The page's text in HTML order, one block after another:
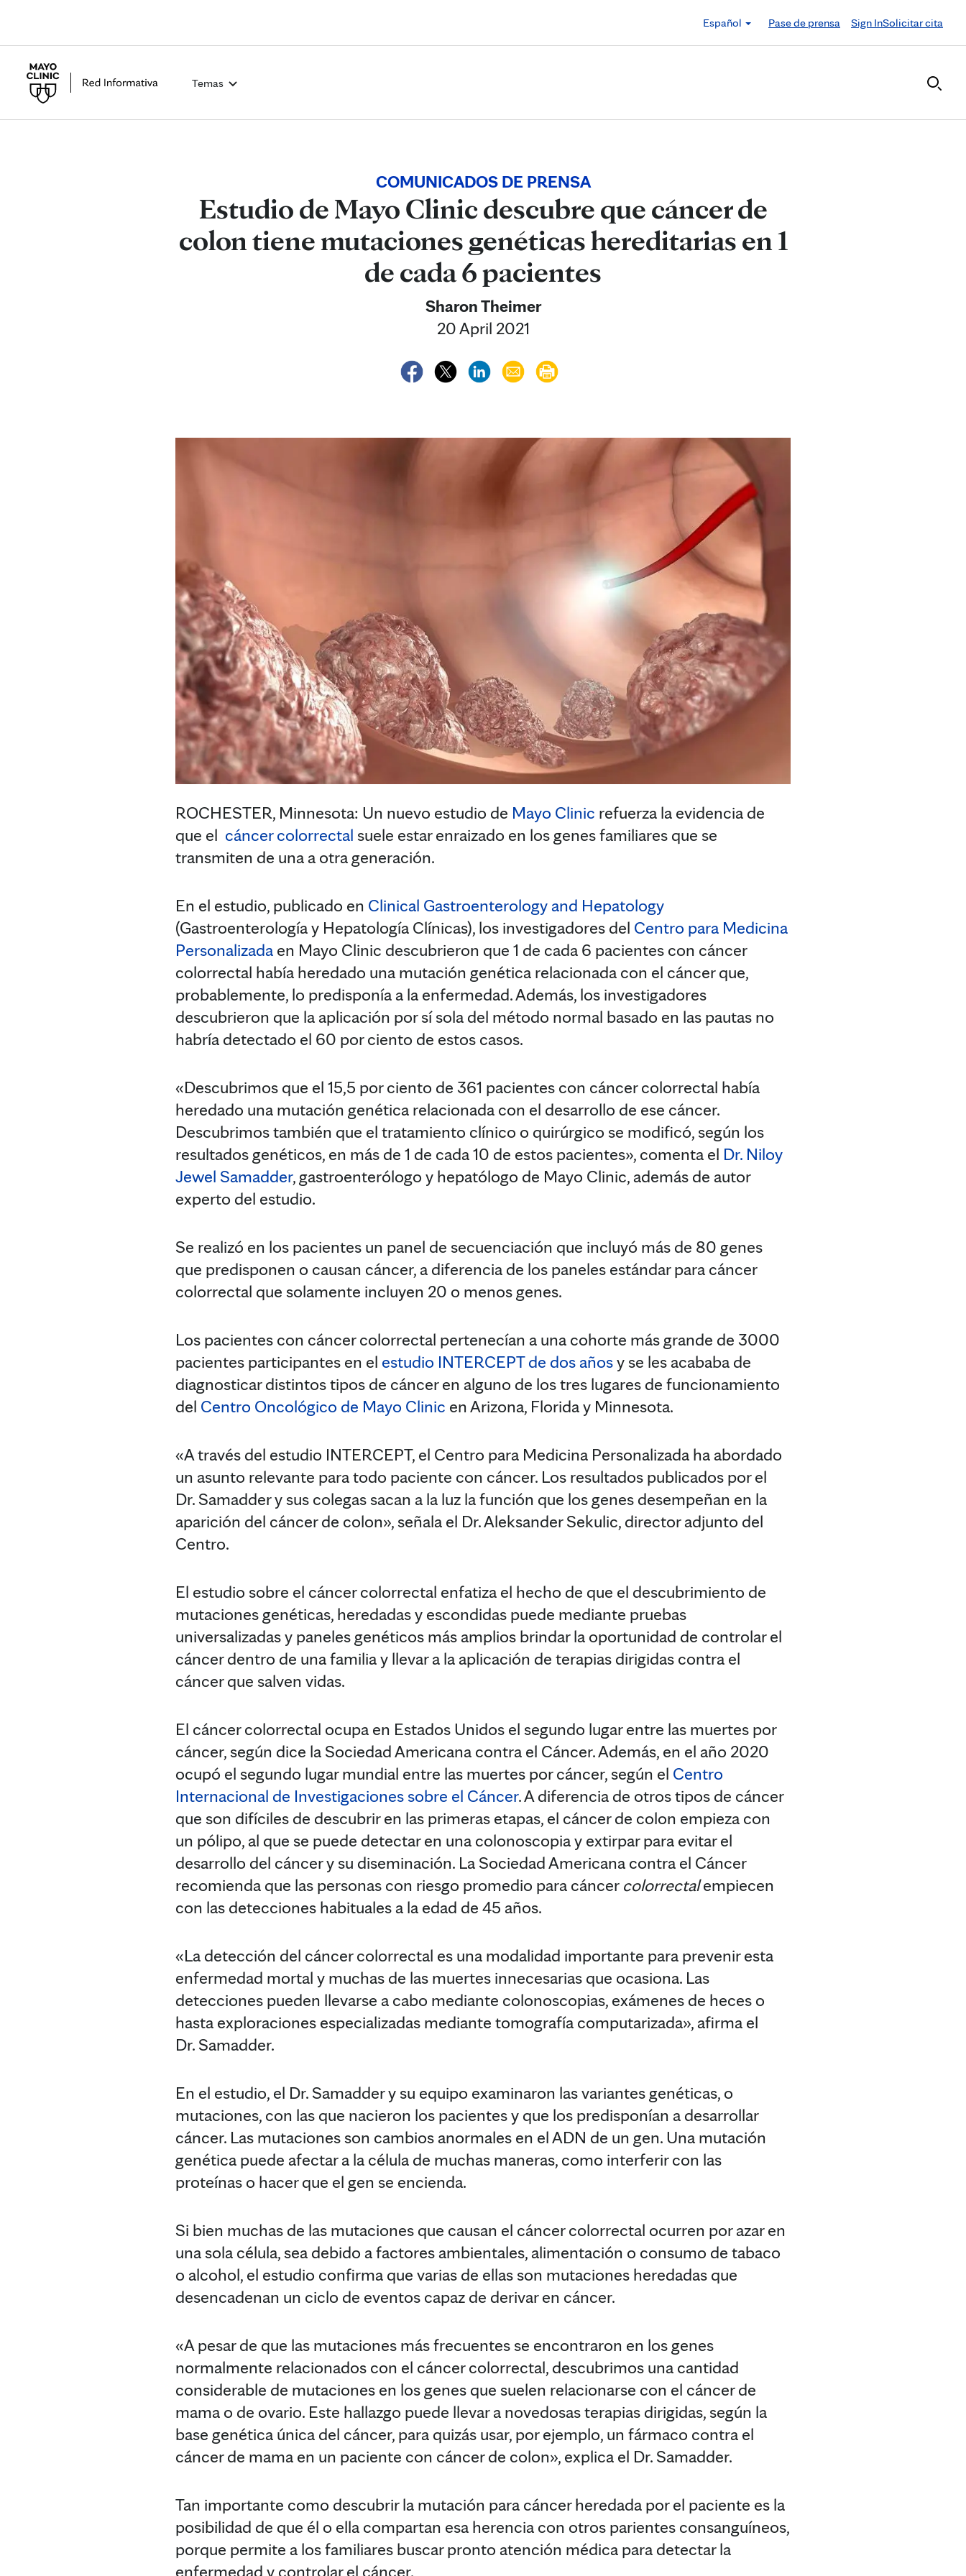
Español
Pase de prensa Sign InSolicitar cita
Temas
COMUNICADOS DE PRENSA
Estudio de Mayo Clinic descubre que cáncer de
colon tiene mutaciones genéticas hereditarias en 1
de cada 6 pacientes
Sharon Theimer
20 April 2021
ROCHESTER, Minnesota: Un nuevo estudio de Mayo Clinic refuerza la evidencia de
que el cáncer colorrectal suele estar enraizado en los genes familiares que se
transmiten de una a otra generación.
En el estudio, publicado en Clinical Gastroenterology and Hepatology
(Gastroenterología y Hepatología Clínicas), los investigadores del Centro para Medicina
Personalizada en Mayo Clinic descubrieron que 1 de cada 6 pacientes con cáncer
colorrectal había heredado una mutación genética relacionada con el cáncer que,
probablemente, lo predisponía a la enfermedad. Además, los investigadores
descubrieron que la aplicación por sí sola del método normal basado en las pautas no
habría detectado el 60 por ciento de estos casos.
«Descubrimos que el 15,5 por ciento de 361 pacientes con cáncer colorrectal había
heredado una mutación genética relacionada con el desarrollo de ese cáncer.
Descubrimos también que el tratamiento clínico o quirúrgico se modificó, según los
resultados genéticos, en más de 1 de cada 10 de estos pacientes», comenta el Dr. Niloy
Jewel Samadder, gastroenterólogo y hepatólogo de Mayo Clinic, además de autor
experto del estudio.
Se realizó en los pacientes un panel de secuenciación que incluyó más de 80 genes
que predisponen o causan cáncer, a diferencia de los paneles estándar para cáncer
colorrectal que solamente incluyen 20 o menos genes.
Los pacientes con cáncer colorrectal pertenecían a una cohorte más grande de 3000
pacientes participantes en el estudio INTERCEPT de dos añosy se les acababa de
diagnosticar distintos tipos de cáncer en alguno de los tres lugares de funcionamiento
del Centro Oncológico de Mayo Clinic en Arizona, Florida y Minnesota.
«A través del estudio INTERCEPT, el Centro para Medicina Personalizada ha abordado
un asunto relevante para todo paciente con cáncer. Los resultados publicados por el
Dr. Samadder y sus colegas sacan a la luz la función que los genes desempeñan en la
aparición del cáncer de colon», señala el Dr. Aleksander Sekulic, director adjunto del
Centro.
El estudio sobre el cáncer colorrectal enfatiza el hecho de que el descubrimiento de
mutaciones genéticas, heredadas y escondidas puede mediante pruebas
universalizadas y paneles genéticos más amplios brindar la oportunidad de controlar el
cáncer dentro de una familia y llevar a la aplicación de terapias dirigidas contra el
cáncer que salven vidas.
El cáncer colorrectal ocupa en Estados Unidos el segundo lugar entre las muertes por
cáncer, según dice la Sociedad Americana contra el Cáncer. Además, en el año 2020
ocupó el segundo lugar mundial entre las muertes por cáncer, según el Centro
Internacional de Investigaciones sobre el Cáncer. A diferencia de otros tipos de cáncer
que son difíciles de descubrir en las primeras etapas, el cáncer de colon empieza con
un pólipo, al que se puede detectar en una colonoscopia y extirpar para evitar el
desarrollo del cáncer y su diseminación. La Sociedad Americana contra el Cáncer
recomienda que las personas con riesgo promedio para cáncer colorrectalempiecen
con las detecciones habituales a la edad de 45 años.
«La detección del cáncer colorrectal es una modalidad importante para prevenir esta
enfermedad mortal y muchas de las muertes innecesarias que ocasiona. Las
detecciones pueden llevarse a cabo mediante colonoscopias, exámenes de heces o
hasta exploraciones especializadas mediante tomografía computarizada», afirma el
Dr. Samadder.
En el estudio, el Dr. Samadder y su equipo examinaron las variantes genéticas, o
mutaciones, con las que nacieron los pacientes y que los predisponían a desarrollar
cáncer. Las mutaciones son cambios anormales en el ADN de un gen. Una mutación
genética puede afectar a la célula de muchas maneras, como interferir con las
proteínas o hacer que el gen se encienda.
Si bien muchas de las mutaciones que causan el cáncer colorrectal ocurren por azar en
una sola célula, sea debido a factores ambientales, alimentación o consumo de tabaco
o alcohol, el estudio confirma que varias de ellas son mutaciones heredadas que
desencadenan un ciclo de eventos capaz de derivar en cáncer.
«A pesar de que las mutaciones más frecuentes se encontraron en los genes
normalmente relacionados con el cáncer colorrectal, descubrimos una cantidad
considerable de mutaciones en los genes que suelen relacionarse con el cáncer de
mama o de ovario. Este hallazgo puede llevar a novedosas terapias dirigidas, según la
base genética única del cáncer, para quizás usar, por ejemplo, un fármaco contra el
cáncer de mama en un paciente con cáncer de colon», explica el Dr. Samadder.
Tan importante como descubrir la mutación para cáncer heredada por el paciente es la
posibilidad de que él o ella compartan esa herencia con otros parientes consanguíneos,
porque permite a los familiares buscar pronto atención médica para detectar la
enfermedad y controlar el cáncer.